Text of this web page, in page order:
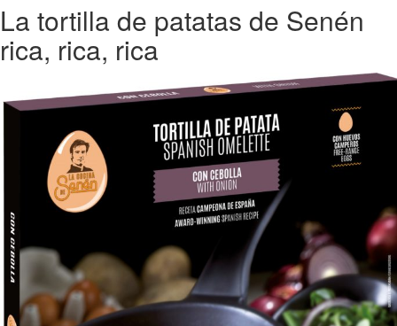
La tortilla de patatas de Senén
rica, rica, rica